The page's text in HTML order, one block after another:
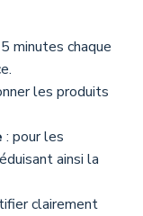
minutes chaque
les produits
: pour les
ainsi la
clairement